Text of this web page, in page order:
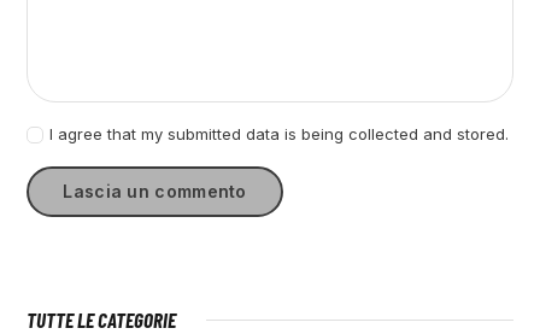
I agree that my submitted data is being collected and stored.
TUTTE LE CATEGORIE